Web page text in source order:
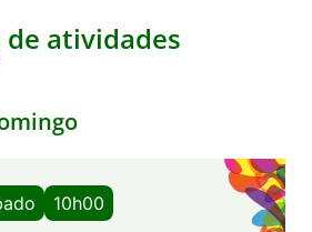
atividades
10h00